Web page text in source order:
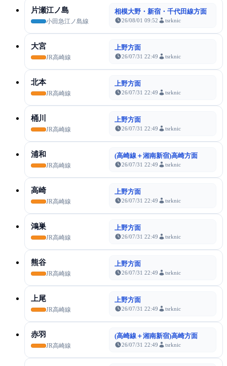
片瀬江ノ島
小田急江ノ島線
相模大野・新宿・千代田線方面
26/08/01 09:52 tsrknic
大宮
JR高崎線
上野方面
26/07/31 22:49 tsrknic
北本
JR高崎線
上野方面
26/07/31 22:49 tsrknic
桶川
JR高崎線
上野方面
26/07/31 22:49 tsrknic
浦和
JR高崎線
(高崎線＋湘南新宿)高崎方面
26/07/31 22:49 tsrknic
高崎
JR高崎線
上野方面
26/07/31 22:49 tsrknic
鴻巣
JR高崎線
上野方面
26/07/31 22:49 tsrknic
熊谷
JR高崎線
上野方面
26/07/31 22:49 tsrknic
上尾
JR高崎線
上野方面
26/07/31 22:49 tsrknic
赤羽
JR高崎線
(高崎線＋湘南新宿)高崎方面
26/07/31 22:49 tsrknic